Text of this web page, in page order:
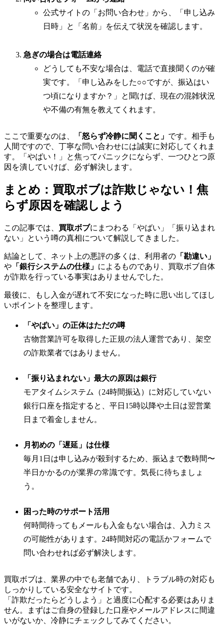
公式サイトの「お問い合わせ」から、「申し込み
日時」と「名前」を伝えて状況を確認します。
急ぎの場合は電話連絡
どうしても不安な場合は、電話で直接聞くのが確
実です。「申し込みをした○○ですが、振込はい
つ頃になりますか？」と聞けば、現在の混雑状況
や不備の有無を教えてくれます。
ここで重要なのは、 「怒らず冷静に聞くこと」 です。相手も
人間ですので、丁寧な問い合わせには誠実に対応してくれま
す。「やばい！」と焦ってパニックにならず、一つひとつ原
因を潰していけば、必ず解決します。
まとめ：買取ボブは詐欺じゃない！焦
らず原因を確認しよう
この記事では、 買取ボブにまつわる「やばい」「振り込まれ
ない」という噂の真相について解説してきました。
結論として、ネット上の悪評の多くは、利用者の 「勘違い」
や 「銀行システムの仕様」 によるものであり、買取ボブ自体
が詐欺を行っている事実はありませんでした。
最後に、もし入金が遅れて不安になった時に思い出してほし
いポイントを整理します。
「やばい」の正体はただの噂
古物営業許可を取得した正規の法人運営であり、架空
の詐欺業者ではありません。
「振り込まれない」最大の原因は銀行
モアタイムシステム（24時間振込）に対応していない
銀行口座を指定すると、平日15時以降や土日は翌営業
日まで着金しません。
月初めの「遅延」は仕様
毎月1日は申し込みが殺到するため、振込まで数時間〜
半日かかるのが業界の常識です。気長に待ちましょ
う。
困った時のサポート活用
何時間待ってもメールも入金もない場合は、入力ミス
の可能性があります。24時間対応の電話かフォームで
問い合わせれば必ず解決します。
買取ボブは、業界の中でも老舗であり、トラブル時の対応も
しっかりしている安全なサイトです。
「詐欺だったらどうしよう」と過度に心配する必要はありま
せん。まずはご自身の登録した口座やメールアドレスに間違
いがないか、冷静にチェックしてみてください。